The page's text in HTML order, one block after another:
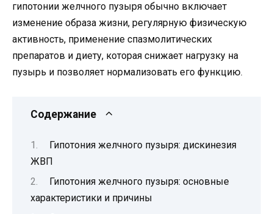
гипотонии желчного пузыря обычно включает
изменение образа жизни, регулярную физическую
активность, применение спазмолитических
препаратов и диету, которая снижает нагрузку на
пузырь и позволяет нормализовать его функцию.
Содержание
Гипотония желчного пузыря: дискинезия
ЖВП
Гипотония желчного пузыря: основные
характеристики и причины